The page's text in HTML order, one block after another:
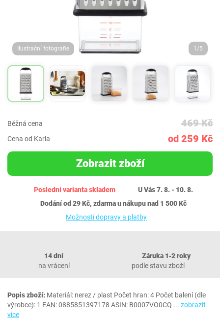
Ilustrační fotografie 1/5
Běžná cena 469 Kč
Cena od Karla od 259 Kč
Zobrazit zboží
Poslední varianta skladem
U Vás 7. 8. - 10. 8.
Dodání od 29 Kč, zdarma u nákupu nad 1 500 Kč
Možnosti dopravy a platby
14 dní
na vrácení
Záruka 1‐2 roky
podle stavu zboží
Popis zboží: Materiál: nerez / plast Počet hran: 4 Počet balení (dle
výrobce): 1 EAN: 0885851397178 ASIN: B0007VO0CQ ... zobrazit
více